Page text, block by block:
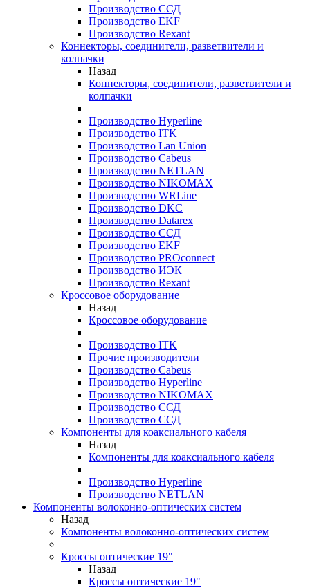
Производство ССД
Производство EKF
Производство Rexant
Коннекторы, соединители, разветвители и
колпачки
Назад
Коннекторы, соединители, разветвители и
колпачки
Производство Hyperline
Производство ITK
Производство Lan Union
Производство Cabeus
Производство NETLAN
Производство NIKOMAX
Производство WRLine
Производство DKC
Производство Datarex
Производство ССД
Производство EKF
Производство PROconnect
Производство ИЭК
Производство Rexant
Кроссовое оборудование
Назад
Кроссовое оборудование
Производство ITK
Прочие производители
Производство Cabeus
Производство Hyperline
Производство NIKOMAX
Производство ССД
Производство ССД
Компоненты для коаксиального кабеля
Назад
Компоненты для коаксиального кабеля
Производство Hyperline
Производство NETLAN
Компоненты волоконно-оптических систем
Назад
Компоненты волоконно-оптических систем
Кроссы оптические 19"
Назад
Кроссы оптические 19"